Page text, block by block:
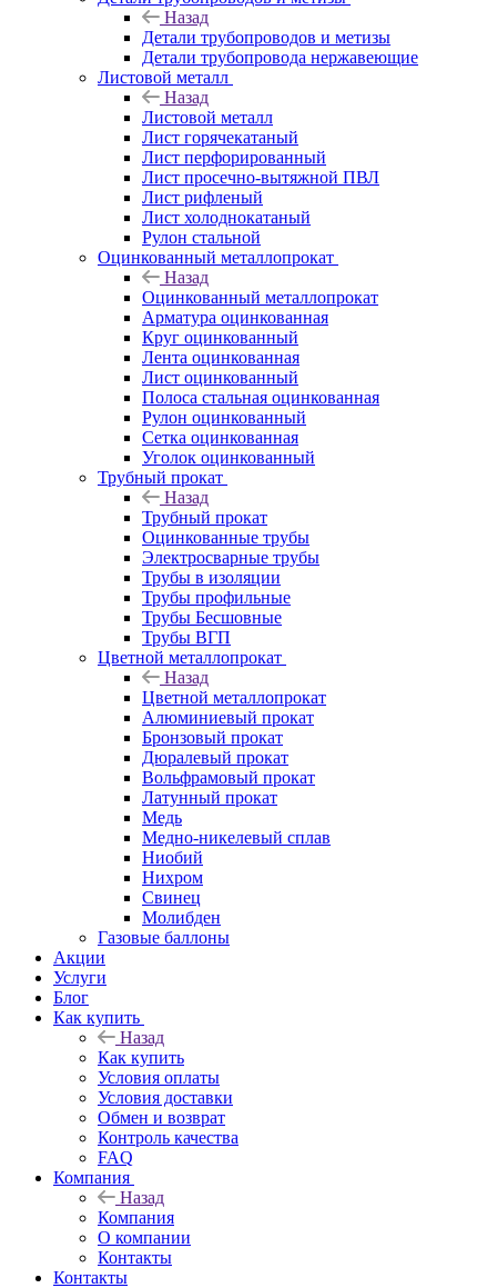
Назад
Детали трубопроводов и метизы
Детали трубопровода нержавеющие
Листовой металл
Назад
Листовой металл
Лист горячекатаный
Лист перфорированный
Лист просечно-вытяжной ПВЛ
Лист рифленый
Лист холоднокатаный
Рулон стальной
Оцинкованный металлопрокат
Назад
Оцинкованный металлопрокат
Арматура оцинкованная
Круг оцинкованный
Лента оцинкованная
Лист оцинкованный
Полоса стальная оцинкованная
Рулон оцинкованный
Сетка оцинкованная
Уголок оцинкованный
Трубный прокат
Назад
Трубный прокат
Оцинкованные трубы
Электросварные трубы
Трубы в изоляции
Трубы профильные
Трубы Бесшовные
Трубы ВГП
Цветной металлопрокат
Назад
Цветной металлопрокат
Алюминиевый прокат
Бронзовый прокат
Дюралевый прокат
Вольфрамовый прокат
Латунный прокат
Медь
Медно-никелевый сплав
Ниобий
Нихром
Свинец
Молибден
Газовые баллоны
Акции
Услуги
Блог
Как купить
Назад
Как купить
Условия оплаты
Условия доставки
Обмен и возврат
Контроль качества
FAQ
Компания
Назад
Компания
О компании
Контакты
Контакты